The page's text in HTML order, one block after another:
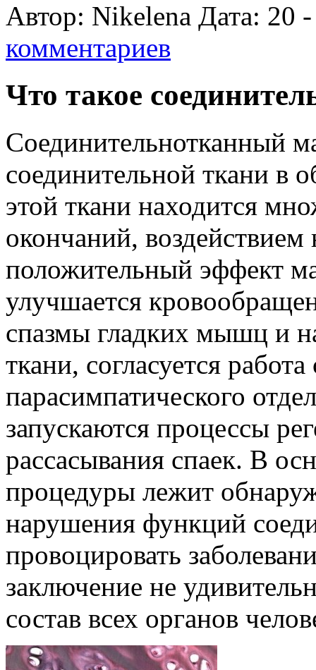
Автор: Nikelena Дата:
комментариев
Что такое
Соединительнотканный
соединительной ткани в
этой ткани находится
окончаний, воздействием
положительный эффект
улучшается
спазмы гладких мышц и
ткани, согласуется
парасимпатического
запускаются процессы
рассасывания спаек. В
процедуры лежит
нарушения функций
провоцировать
заключение не
состав всех органов